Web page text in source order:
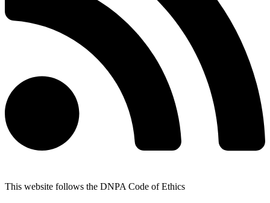
This website follows the DNPA Code of Ethics